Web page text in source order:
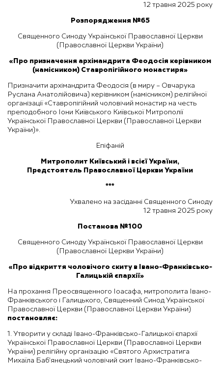
12 травня 2025 року
Розпорядження №65
Священного Синоду Української Православної Церкви
(Православної Церкви України)
« Про призначення архімандрита Феодосія керівником
(намісником) Ставропігійного монастиря»
Призначити архімандрита Феодосія (в миру – Овчарука
Руслана Анатолійовича) керівником (намісником) релігійної
організації «Ставропігійний чоловічий монастир на честь
преподобного Іони Київського Київської Митрополії
Української Православної Церкви (Православної Церкви
України)».
Епіфаній
Митрополит Київський і всієї України,
Предстоятель Православної Церкви України
***
Ухвалено на засіданні Священного Синоду
12 травня 2025 року
Постанова №100
Священного Синоду Української Православної Церкви
(Православної Церкви України)
« Про відкриття чоловічого скиту в Івано-Франківсько-
Галицькій єпархії»
На прохання Преосвященного Іоасафа, митрополита Івано-
Франківського і Галицького, Священний Синод Української
Православної Церкви (Православної Церкви України)
постановляє:
1. Утворити у складі Івано-Франківсько-Галицької єпархії
Української Православної Церкви (Православної Церкви
України) релігійну організацію «Святого Архистратига
Михаїла Баб’янецький чоловічий скит Івано-Франківсько-